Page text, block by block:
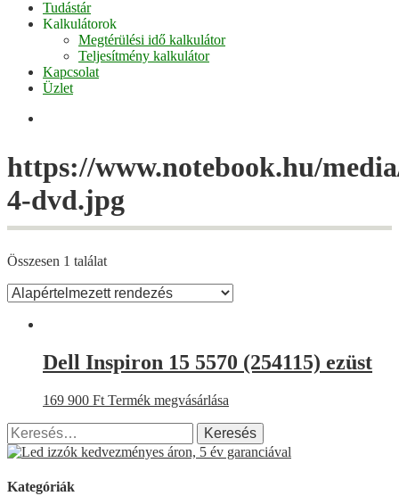
Tudástár
Kalkulátorok
Megtérülési idő kalkulátor
Teljesítmény kalkulátor
Kapcsolat
Üzlet
https://www.notebook.hu/
4-dvd.jpg
Összesen 1 találat
Dell Inspiron 15 5570 (254115) ezüst
169 900 Ft Termék megvásárlása
Keresés:
Kategóriák